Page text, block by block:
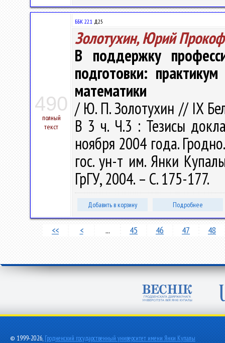
490
полный
текст
ББК 22.1 Д25
Золотухин, Юрий
В поддержку
подготовки:
математики
/ Ю. П. Золотухин // IX
В 3 ч. Ч.3 : Тезисы
ноября 2004 года.
гос. ун-т им. Янки
ГрГУ, 2004. – С. 175-177.
Добавить в корзину Подробнее
<< < ... 45 46 47 48
© 1999-2026, Гродненский государственный университет имени Янки Купалы